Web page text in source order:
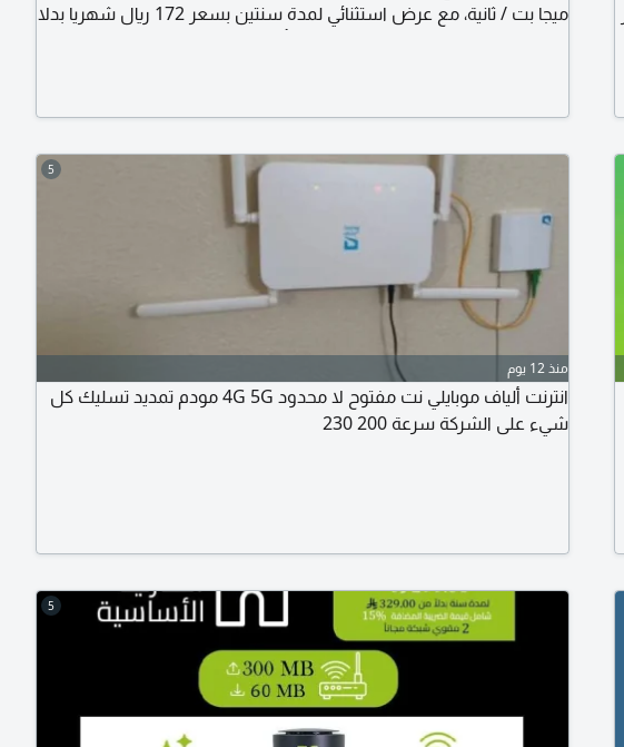
ميجا بت / ثانية، مع عرض استثنائي لمدة سنتين بسعر 172 ريال شهريا بدلا
5
منذ 12 يوم
انترنت ألياف موبايلي نت مفتوح لا محدود 4G 5G مودم تمديد تسليك كل
شيء على الشركة سرعة 200 230
5